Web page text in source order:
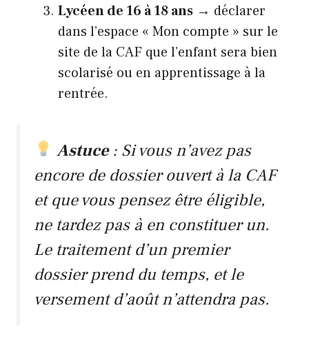
Lycéen de 16 à 18 ans → déclarer
dans l’espace « Mon compte » sur le
site de la CAF que l’enfant sera bien
scolarisé ou en apprentissage à la
rentrée.
Astuce: Si vous n’avez pas
encore de dossier ouvert à la CAF
et que vous pensez être éligible,
ne tardez pas à en constituer un.
Le traitement d’un premier
dossier prend du temps, et le
versement d’août n’attendra pas.